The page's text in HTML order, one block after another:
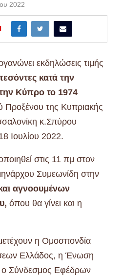
2022
εκδηλώσεις τιμής
κατά την
Κύπρο το 1974
Προξένου της Κυπριακής
κ.Σπύρου
Ιουλίου 2022.
στις 11 πμ στον
Συμεωνίδη στην
αγνοουμένων
όπου θα γίνει και η
η Ομοσπονδία
Ελλάδος, η Ένωση
Σύνδεσμος Εφέδρων